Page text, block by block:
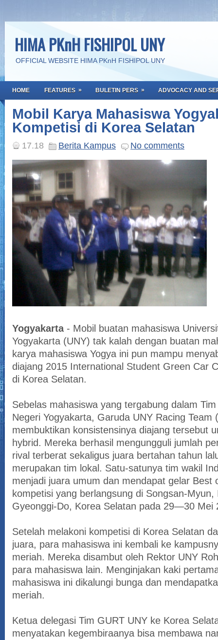
HIMA PKnH FISHIPOL UNY
OFFICIAL WEBSITE HIMA PKnH FISHIPOL UNY
HOME FEATURES » BULETIN PERS » ADVOCACY AND
Mobil Karya Mahasiswa
Kompetisi di Korea Selatan
17.18 Berita Kampus No comments
Yogyakarta - Mobil buatan mahasiswa
Yogyakarta (UNY) tak kalah dengan buatan
karya mahasiswa Yogya ini pun mampu
diajang 2015 International Student Green Car
di Korea Selatan.
Sebelas mahasiswa yang tergabung dalam
Negeri Yogyakarta, Garuda UNY Racing Team
membuktikan konsistensinya diajang tersebut
hybrid. Mereka berhasil mengungguli jumlah
rival terberat sekaligus juara bertahan tahun
merupakan tim lokal. Satu-satunya tim wakil
menjadi juara umum dan mendapat gelar Best
kompetisi yang berlangsung di Songsan-Myun,
Gyeonggi-Do, Korea Selatan pada 29—30 Mei
Setelah melakoni kompetisi di Korea Selatan
juara, para mahasiswa ini kembali ke
meriah. Mereka disambut oleh Rektor UNY
para mahasiswa lain. Menginjakan kaki
mahasiswa ini dikalungi bunga dan
meriah.
Ketua delegasi Tim GURT UNY ke Korea
menyatakan kegembiraanya bisa membawa